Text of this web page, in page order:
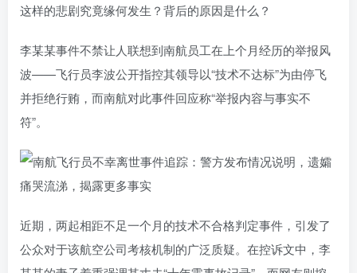
这样的悲剧究竟缘何发生？背后的原因是什么？
李某某事件不禁让人联想到南航员工在上个月经历的举报风
波——飞行员李波公开指控其领导以“技术不达标”为由停飞
并拒绝行贿，而南航对此事件回应称“举报内容与事实不
符”。
近期，两起相距不足一个月的技术不合格判定事件，引发了
公众对于该航空公司考核机制的广泛质疑。在控诉文中，李